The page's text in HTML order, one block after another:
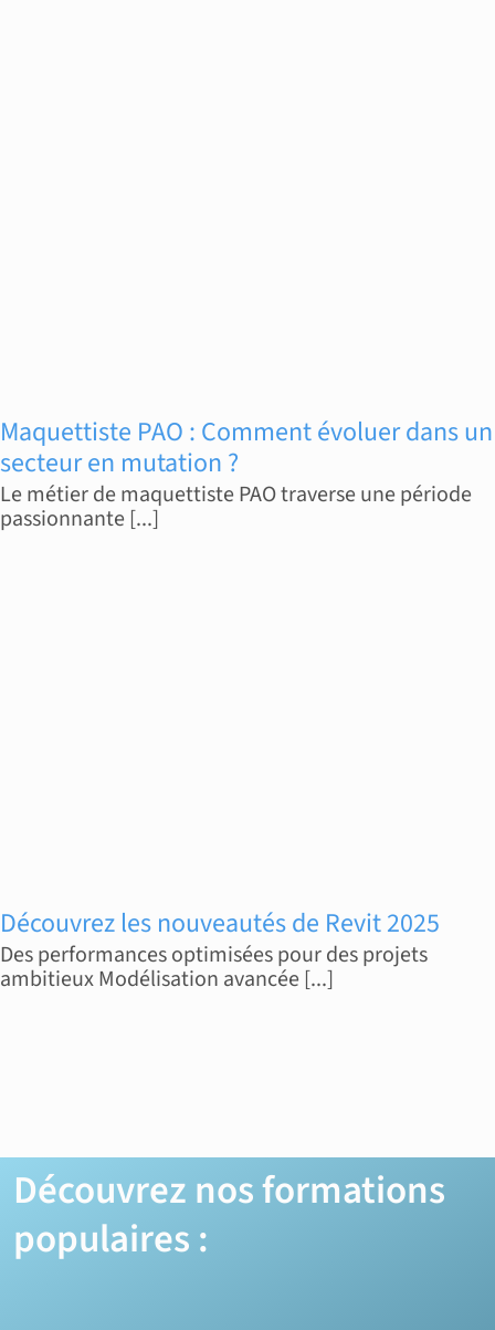
Maquettiste PAO : Comment évoluer dans un
secteur en mutation ?
Le métier de maquettiste PAO traverse une période
passionnante [...]
Découvrez les nouveautés de Revit 2025
Des performances optimisées pour des projets
ambitieux Modélisation avancée [...]
Découvrez nos formations
populaires :